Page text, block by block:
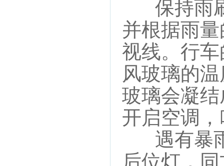
保持雨刷
并根据雨
视线。行
风玻璃的
玻璃会凝
开启空调
遇有暴雨
后位灯，